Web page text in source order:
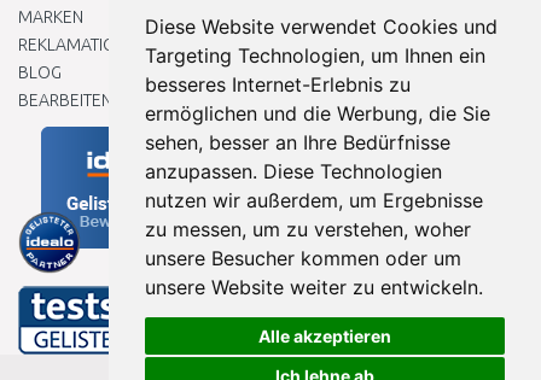
Diese Website verwendet Cookies und
Targeting Technologien, um Ihnen ein
besseres Internet-Erlebnis zu
ermöglichen und die Werbung, die Sie
sehen, besser an Ihre Bedürfnisse
anzupassen. Diese Technologien
nutzen wir außerdem, um Ergebnisse
zu messen, um zu verstehen, woher
unsere Besucher kommen oder um
unsere Website weiter zu entwickeln.
Alle akzeptieren
Ich lehne ab
MARKEN
REKLAMATIONEN UND RETOUREN
BLOG
BEARBEITEN SIE MEINE COOKIE-EINSTELLUNGEN